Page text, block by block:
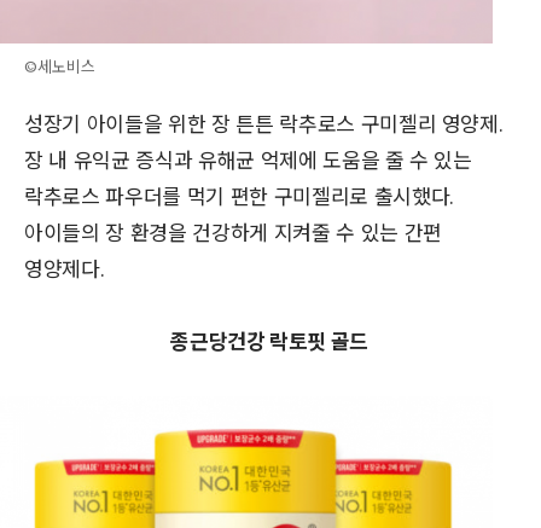
©세노비스
성장기 아이들을 위한 장 튼튼 락추로스 구미젤리 영양제.
장 내 유익균 증식과 유해균 억제에 도움을 줄 수 있는
락추로스 파우더를 먹기 편한 구미젤리로 출시했다.
아이들의 장 환경을 건강하게 지켜줄 수 있는 간편
영양제다.
종근당건강 락토핏 골드